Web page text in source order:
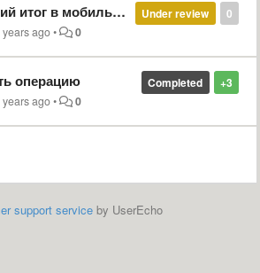
0
Under review
версии homemoney
years ago• 0
+3
Completed
операцию
years ago• 0
support service by UserEcho